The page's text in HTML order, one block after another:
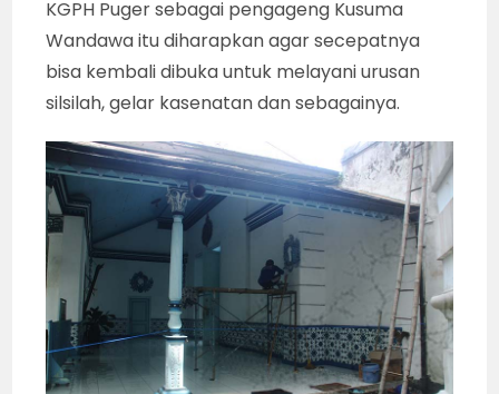
KGPH Puger sebagai pengageng Kusuma
Wandawa itu diharapkan agar secepatnya
bisa kembali dibuka untuk melayani urusan
silsilah, gelar kasenatan dan sebagainya.